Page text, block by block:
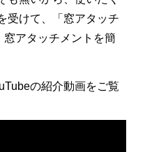
受けて、「窓アタッチ
窓アタッチメントを簡
の紹介動画をご覧